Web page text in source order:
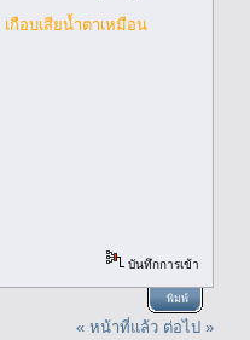
กือบเสียน้ำตาเหมือน
บันทึกการเข้า
พิมพ์
« หน้าที่แล้ว ต่อไป »